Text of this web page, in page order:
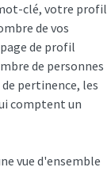
clé, votre profil
de vos
de profil
de personnes
pertinence, les
comptent un
vue d'ensemble